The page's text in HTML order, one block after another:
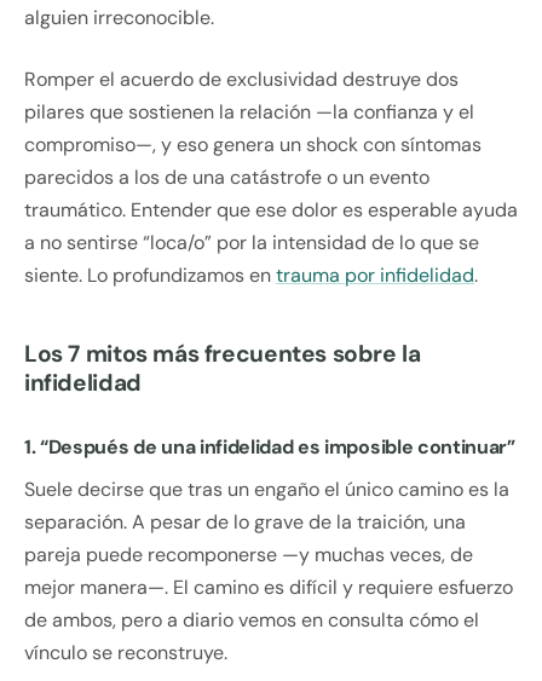
alguien irreconocible.
Romper el acuerdo de exclusividad destruye dos
pilares que sostienen la relación —la confianza y el
compromiso—, y eso genera un shock con síntomas
parecidos a los de una catástrofe o un evento
traumático. Entender que ese dolor es esperable ayuda
a no sentirse “loca/o” por la intensidad de lo que se
siente. Lo profundizamos entrauma por infidelidad.
Los 7 mitos más frecuentes sobre la
infidelidad
1. “Después de una infidelidad es imposible continuar”
Suele decirse que tras un engaño el único camino es la
separación. A pesar de lo grave de la traición, una
pareja puede recomponerse —y muchas veces, de
mejor manera—. El camino es difícil y requiere esfuerzo
de ambos, pero a diario vemos en consulta cómo el
vínculo se reconstruye.